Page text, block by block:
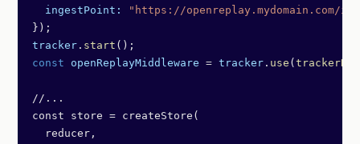
  ingestPoint:
"https://openreplay.mydomain.com/
});
tracker . start ();
const openReplayMiddleware = tracker . use (
//...
const store = createStore(
  reducer,